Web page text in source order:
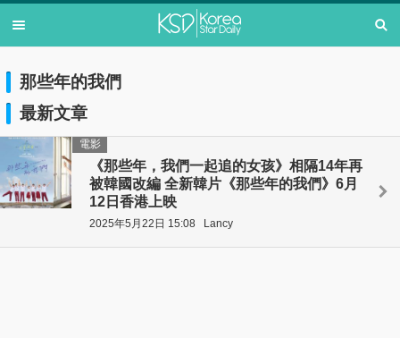
那些年的我們
最新文章
《那些年，我們一起追的女孩》相隔14年再
被韓國改編 全新韓片《那些年的我們》6月
12日香港上映
電影
2025年5月22日 15:08 Lancy